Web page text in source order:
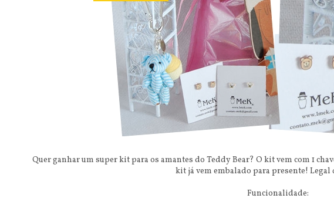
Quer ganhar um super kit para os amantes do Teddy Bear? O kit vem com 1
kit já vem embalado para presente! Legal
Funcionalidade: